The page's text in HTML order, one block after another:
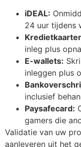
panel
panel
panel
panel
panel
panel
iDEAL:
24 uur tijdens
inleg plus
E-wallets:
inleggen plus
inclusief
Paysafecard:
gamers die
Validatie van uw
aanleveren uit het